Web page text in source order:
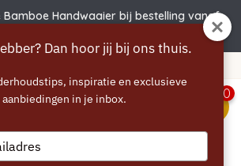
Bamboe Handwaaier bij bestelling vanaf
0
Dan hoor jij bij ons thuis.
inspiratie en exclusieve
aanbiedingen in je inbox.